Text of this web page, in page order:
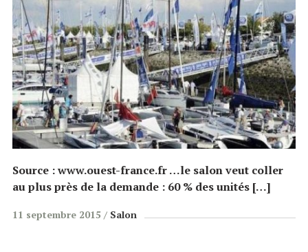
Source : www.ouest-france.fr …le salon veut coller
au plus près de la demande : 60 % des unités […]
11 septembre 2015 Salon